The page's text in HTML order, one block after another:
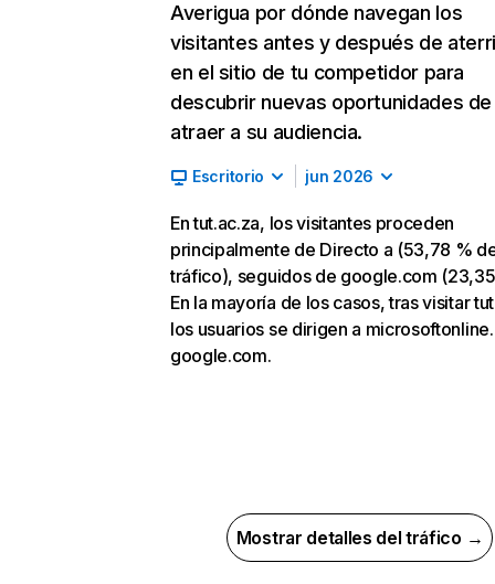
Averigua por dónde navegan los
visitantes antes y después de
en el sitio de tu competidor para
descubrir nuevas oportunidades de
atraer a su audiencia.
Escritorio jun 2026
En tut.ac.za, los visitantes proceden
principalmente de Directo a (53,78 %
tráfico), seguidos de google.com
En la mayoría de los casos, tras visitar
los usuarios se dirigen a
google.com.
Mostrar detalles del tráfico →